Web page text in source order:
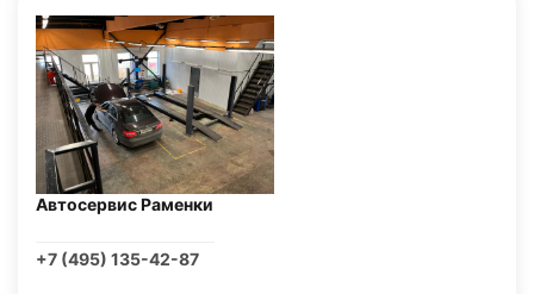
Автосервис Раменки
+7 (495) 135-42-87